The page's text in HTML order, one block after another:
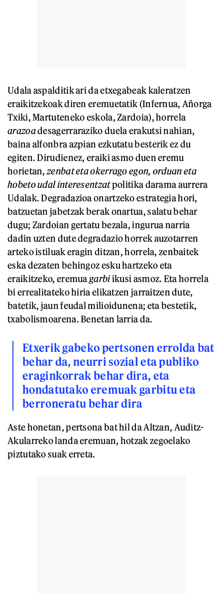
Udala aspalditik ari da etxegabeak kaleratzen
eraikitzekoak diren eremuetatik (Infernua, Añorga
Txiki, Martuteneko eskola, Zardoia), horrela
arazoadesagerraraziko duela erakutsi nahian,
baina alfonbra azpian ezkutatu besterik ez du
egiten. Dirudienez, eraiki asmo duen eremu
horietan,zenbat eta okerrago egon, orduan eta
hobeto udal interesentzatpolitika darama aurrera
Udalak. Degradazioa onartzeko estrategia hori,
batzuetan jabetzak berak onartua, salatu behar
dugu; Zardoian gertatu bezala, ingurua narria
dadin uzten dute degradazio horrek auzotarren
arteko istiluak eragin ditzan, horrela, zenbaitek
eska dezaten behingoz esku hartzeko eta
eraikitzeko, eremuagarbiikusi asmoz. Eta horrela
bi errealitateko hiria elikatzen jarraitzen dute,
batetik, jaun feudal milioidunena; eta bestetik,
txabolismoarena. Benetan larria da.
Etxerik gabeko pertsonen errolda bat
behar da, neurri sozial eta publiko
eraginkorrak behar dira, eta
hondatutako eremuak garbitu eta
berroneratu behar dira
Aste honetan, pertsona bat hil da Altzan, Auditz-
Akularreko landa eremuan, hotzak zegoelako
piztutako suak erreta.